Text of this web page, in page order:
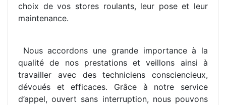
choix de vos stores roulants, leur pose et leur
maintenance.
Nous accordons une grande importance à la
qualité de nos prestations et veillons ainsi à
travailler avec des techniciens consciencieux,
dévoués et efficaces. Grâce à notre service
d’appel, ouvert sans interruption, nous pouvons